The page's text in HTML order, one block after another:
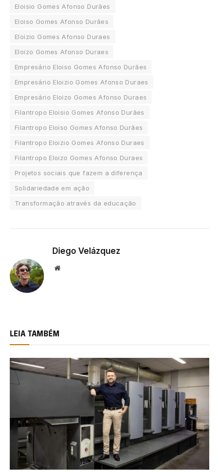
Eloisio Gomes Afonso Durães
Eloiso Gomes Afonso Durães
Eloizio Gomes Afonso Duraes
Eloizo Gomes Afonso Duraes
Empresário Eloiso Gomes Afonso Durães
Empresário Eloizio Gomes Afonso Duraes
Empresário Eloizo Gomes Afonso Duraes
Filantropo Eloisio Gomes Afonso Durães
Filantropo Eloiso Gomes Afonso Durães
Filantropo Eloizio Gomes Afonso Duraes
Filantropo Eloizo Gomes Afonso Duraes
Projetos sociais que fazem a diferença
Solidariedade em ação
Transformação através da educação
Diego Velázquez
Website
LEIA TAMBÉM